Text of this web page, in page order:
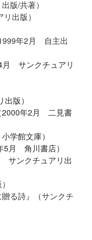
版/共著）
出版）
年2月 自主出
月 サンクチュアリ
版）
2000年2月 二見書
学館文庫）
5月 角川書店）
サンクチュアリ出
る詩』（サンクチ